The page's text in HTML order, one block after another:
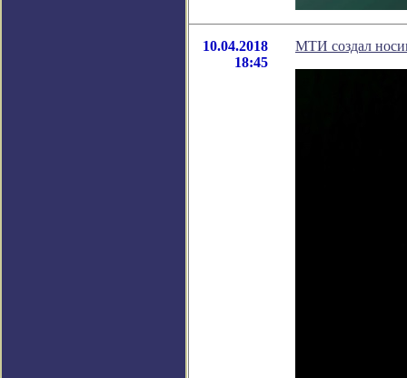
10.04.2018
18:45
МТИ создал